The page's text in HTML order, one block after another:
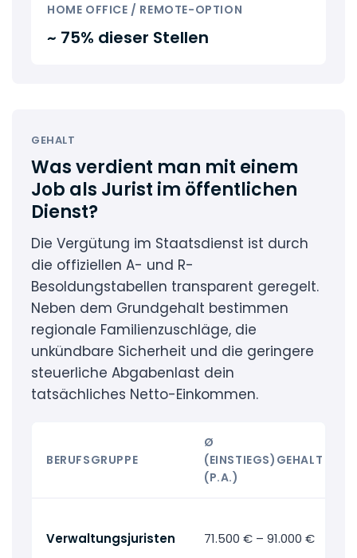
HOME OFFICE / REMOTE-OPTION
~ 75% dieser Stellen
GEHALT
Was verdient man mit einem
Job als Jurist im öffentlichen
Dienst?
Die Vergütung im Staatsdienst ist durch
die offiziellen A- und R-
Besoldungstabellen transparent geregelt.
Neben dem Grundgehalt bestimmen
regionale Familienzuschläge, die
unkündbare Sicherheit und die geringere
steuerliche Abgabenlast dein
tatsächliches Netto-Einkommen.
BERUFSGRUPPE
Ø
(EINSTIEGS)GEHALT
(P.A.)
Verwaltungsjuristen 71.500 € – 91.000 €